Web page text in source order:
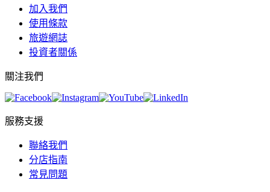
加入我們
使用條款
旅遊網誌
投資者關係
關注我們
服務支援
聯絡我們
分店指南
常見問題